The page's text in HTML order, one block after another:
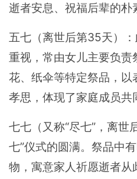
逝者安息、祝福后辈的朴
五七（离世后第35天）
重视，常由女儿主要负
花、纸伞等特定祭品，
孝思，体现了家庭成员共
七七（又称“尽七”，离世
七”仪式的圆满。祭品中
物，寓意家人祈愿逝者